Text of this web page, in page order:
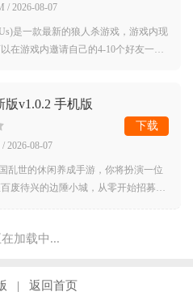
/ 2026-08-07
是一款最新的狼人杀游戏，游戏内现
在游戏内邀请自己的4-10个好友一起
v1.0.2 手机版
2026-08-07
乱世的休闲养成手游，你将扮演一位
废待兴的边陲小城，从零开始招募萌
下载
加载中...
返回首页